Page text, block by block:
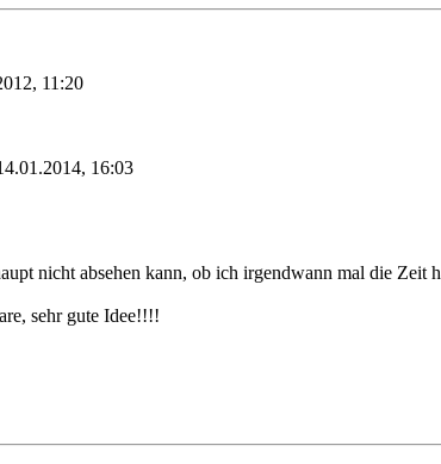
11:20
16:03
nicht absehen kann, ob ich irgendwann mal die
sehr gute Idee!!!!